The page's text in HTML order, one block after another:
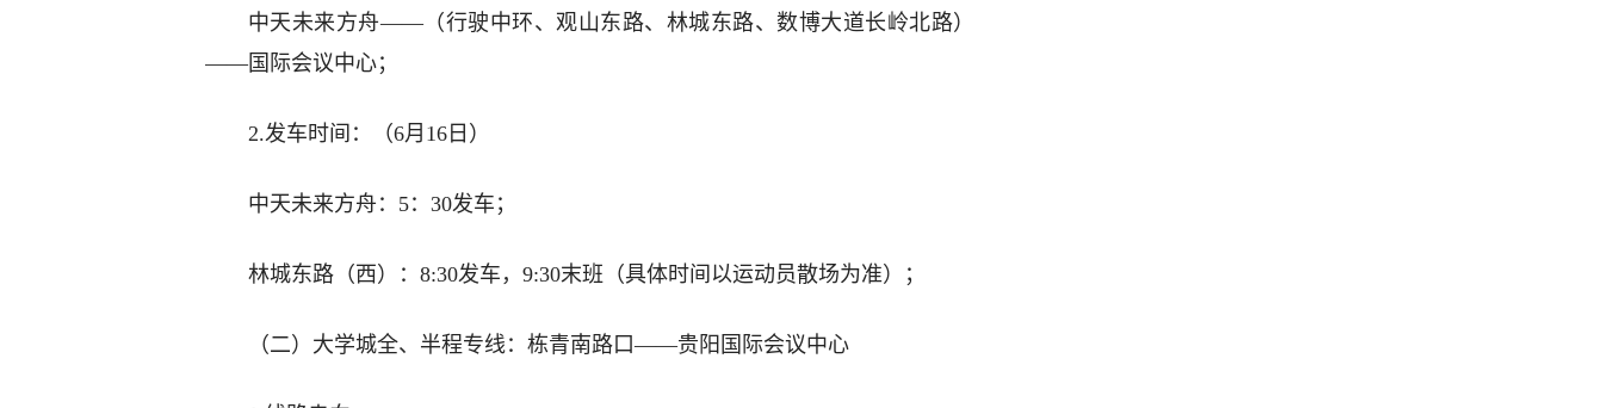
中天未来方舟——（行驶中环、观山东路、林城东路、数博大道长岭北路）
——国际会议中心；
2.发车时间：（6月16日）
中天未来方舟：5：30发车；
林城东路（西）：8:30发车，9:30末班（具体时间以运动员散场为准）；
（二）大学城全、半程专线：栋青南路口——贵阳国际会议中心